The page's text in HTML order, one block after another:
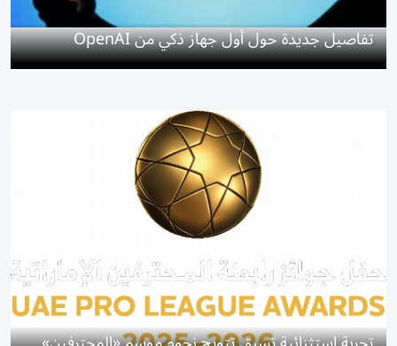
تفاصيل جديدة حول أول جهاز ذكي من OpenAI